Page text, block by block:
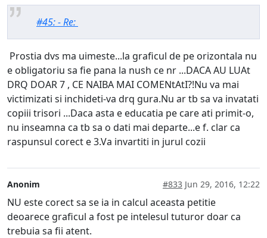
#45: - Re:
Prostia dvs ma uimeste...la graficul de pe orizontala nu
e obligatoriu sa fie pana la nush ce nr ...DACA AU LUAt
DRQ DOAR 7 , CE NAIBA MAI COMENtAtI?!Nu va mai
victimizati si inchideti-va drq gura.Nu ar tb sa va invatati
copiii trisori ...Daca asta e educatia pe care ati primit-o,
nu inseamna ca tb sa o dati mai departe...e f. clar ca
raspunsul corect e 3.Va invartiti in jurul cozii
Anonim #833 Jun 29, 2016, 12:22
NU este corect sa se ia in calcul aceasta petitie
deoarece graficul a fost pe intelesul tuturor doar ca
trebuia sa fii atent.